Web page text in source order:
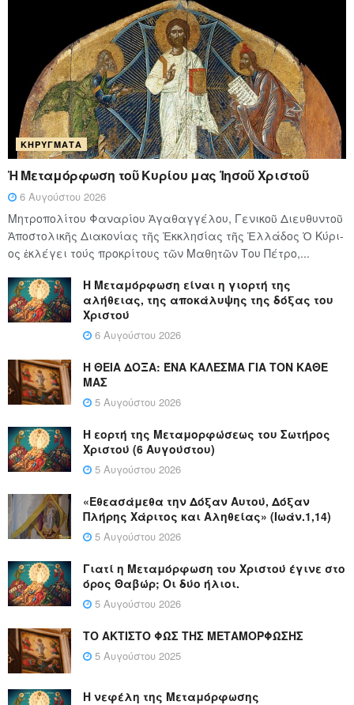
ΚΗΡΎΓΜΑΤΑ
Ἡ Μεταμόρφωση τοῦ Κυρίου μας Ἰησοῦ Χριστοῦ
6 Αυγούστου 2026
Μητροπολίτου Φαναρίου Ἀγαθαγγέλου, Γενικοῦ Διευθυντοῦ
Ἀποστολικῆς Διακονίας τῆς Ἐκκλησίας τῆς Ἑλλάδος Ὁ Κύ­ρι­
ος ἐκλέγει τούς προ­κρί­τους τῶν Μα­θη­τῶν Του Πέ­τρο,...
Η Μεταμόρφωση είναι η γιορτή της
αλήθειας, της αποκάλυψης της δόξας του
Χριστού
6 Αυγούστου 2026
Η ΘΕΙΑ ΔΟΞΑ: ΈΝΑ ΚΑΛΕΣΜΑ ΓΙΑ ΤΟΝ ΚΑΘΕ
ΜΑΣ
5 Αυγούστου 2026
Η εορτή της Μεταμορφώσεως του Σωτήρος
Χριστού (6 Αυγούστου)
5 Αυγούστου 2026
«Εθεασάμεθα την Δόξαν Αυτού, Δόξαν
Πλήρης Χάριτος και Αληθείας» (Ιωάν.1,14)
5 Αυγούστου 2026
Γιατί η Μεταμόρφωση του Χριστού έγινε στο
όρος Θαβώρ; Οι δύο ήλιοι.
5 Αυγούστου 2026
ΤΟ ΑΚΤΙΣΤΟ ΦΩΣ ΤΗΣ ΜΕΤΑΜΟΡΦΩΣΗΣ
5 Αυγούστου 2025
Η νεφέλη της Μεταμόρφωσης